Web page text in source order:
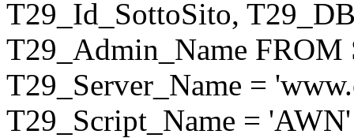
T29_Id_SottoSito,
T29_Admin_Name
T29_Server_Name =
T29_Script_Name = 'AWN'